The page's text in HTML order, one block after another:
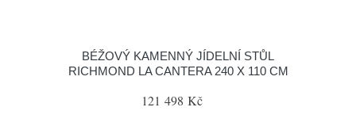
BÉŽOVÝ KAMENNÝ JÍDELNÍ STŮL
RICHMOND LA CANTERA 240 X 110 CM
121 498 Kč